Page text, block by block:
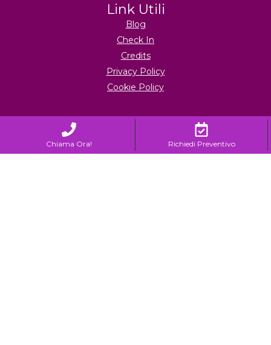
Link Utili
Blog
Check In
Credits
Privacy Policy
Cookie Policy
Chiama Ora! Richiedi Preventivo